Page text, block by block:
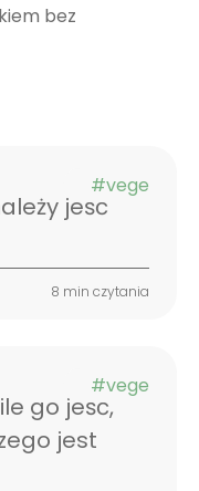
bez
#vege
jeść
8 min czytania
#vege
go jeść,
jest